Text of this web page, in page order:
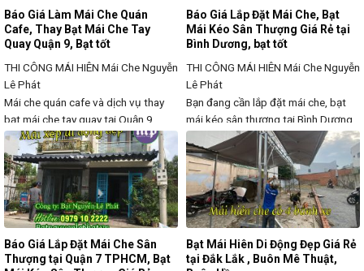
Báo Giá Làm Mái Che Quán
Cafe, Thay Bạt Mái Che Tay
Quay Quận 9, Bạt tốt
THI CÔNG MÁI HIÊN Mái Che Nguyễn
Lê Phát
Mái che quán cafe và dịch vụ thay
bạt mái che tay quay tại Quận 9
đang trở thành xu hướng phổ biến
giúp không gian kinh doanh ngoài
trời luôn mát mẻ, chuyên nghiệp và
thu hút khách hàng. Với khả năng
che nắng, chống mưa hiệu quả, mái
che giúp bảo vệ nội
Báo Giá Lắp Đặt Mái Che, Bạt
Mái Kéo Sân Thượng Giá Rẻ tại
Bình Dương, bạt tốt
THI CÔNG MÁI HIÊN Mái Che Nguyễn
Lê Phát
Bạn đang cần lắp đặt mái che, bạt
mái kéo sân thượng tại Bình Dương
để che nắng, che mưa, tạo không
gian thoáng mát, chống nóng hiệu
quả? Mái che sân thượng di động
hoặc cố định là giải pháp lý tưởng
giúp bảo vệ không gian ngoài trời,
nâng cao tính thẩm mỹ
Báo Giá Lắp Đặt Mái Che Sân
Thượng tại Quận 7 TPHCM, Bạt
Bạt Mái Hiên Di Động Đẹp Giá Rẻ
tại Đắk Lắk , Buôn Mê Thuật,